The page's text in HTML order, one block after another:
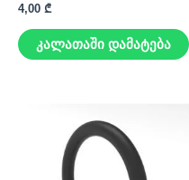
4,00 ₾
კალათაში დამატება